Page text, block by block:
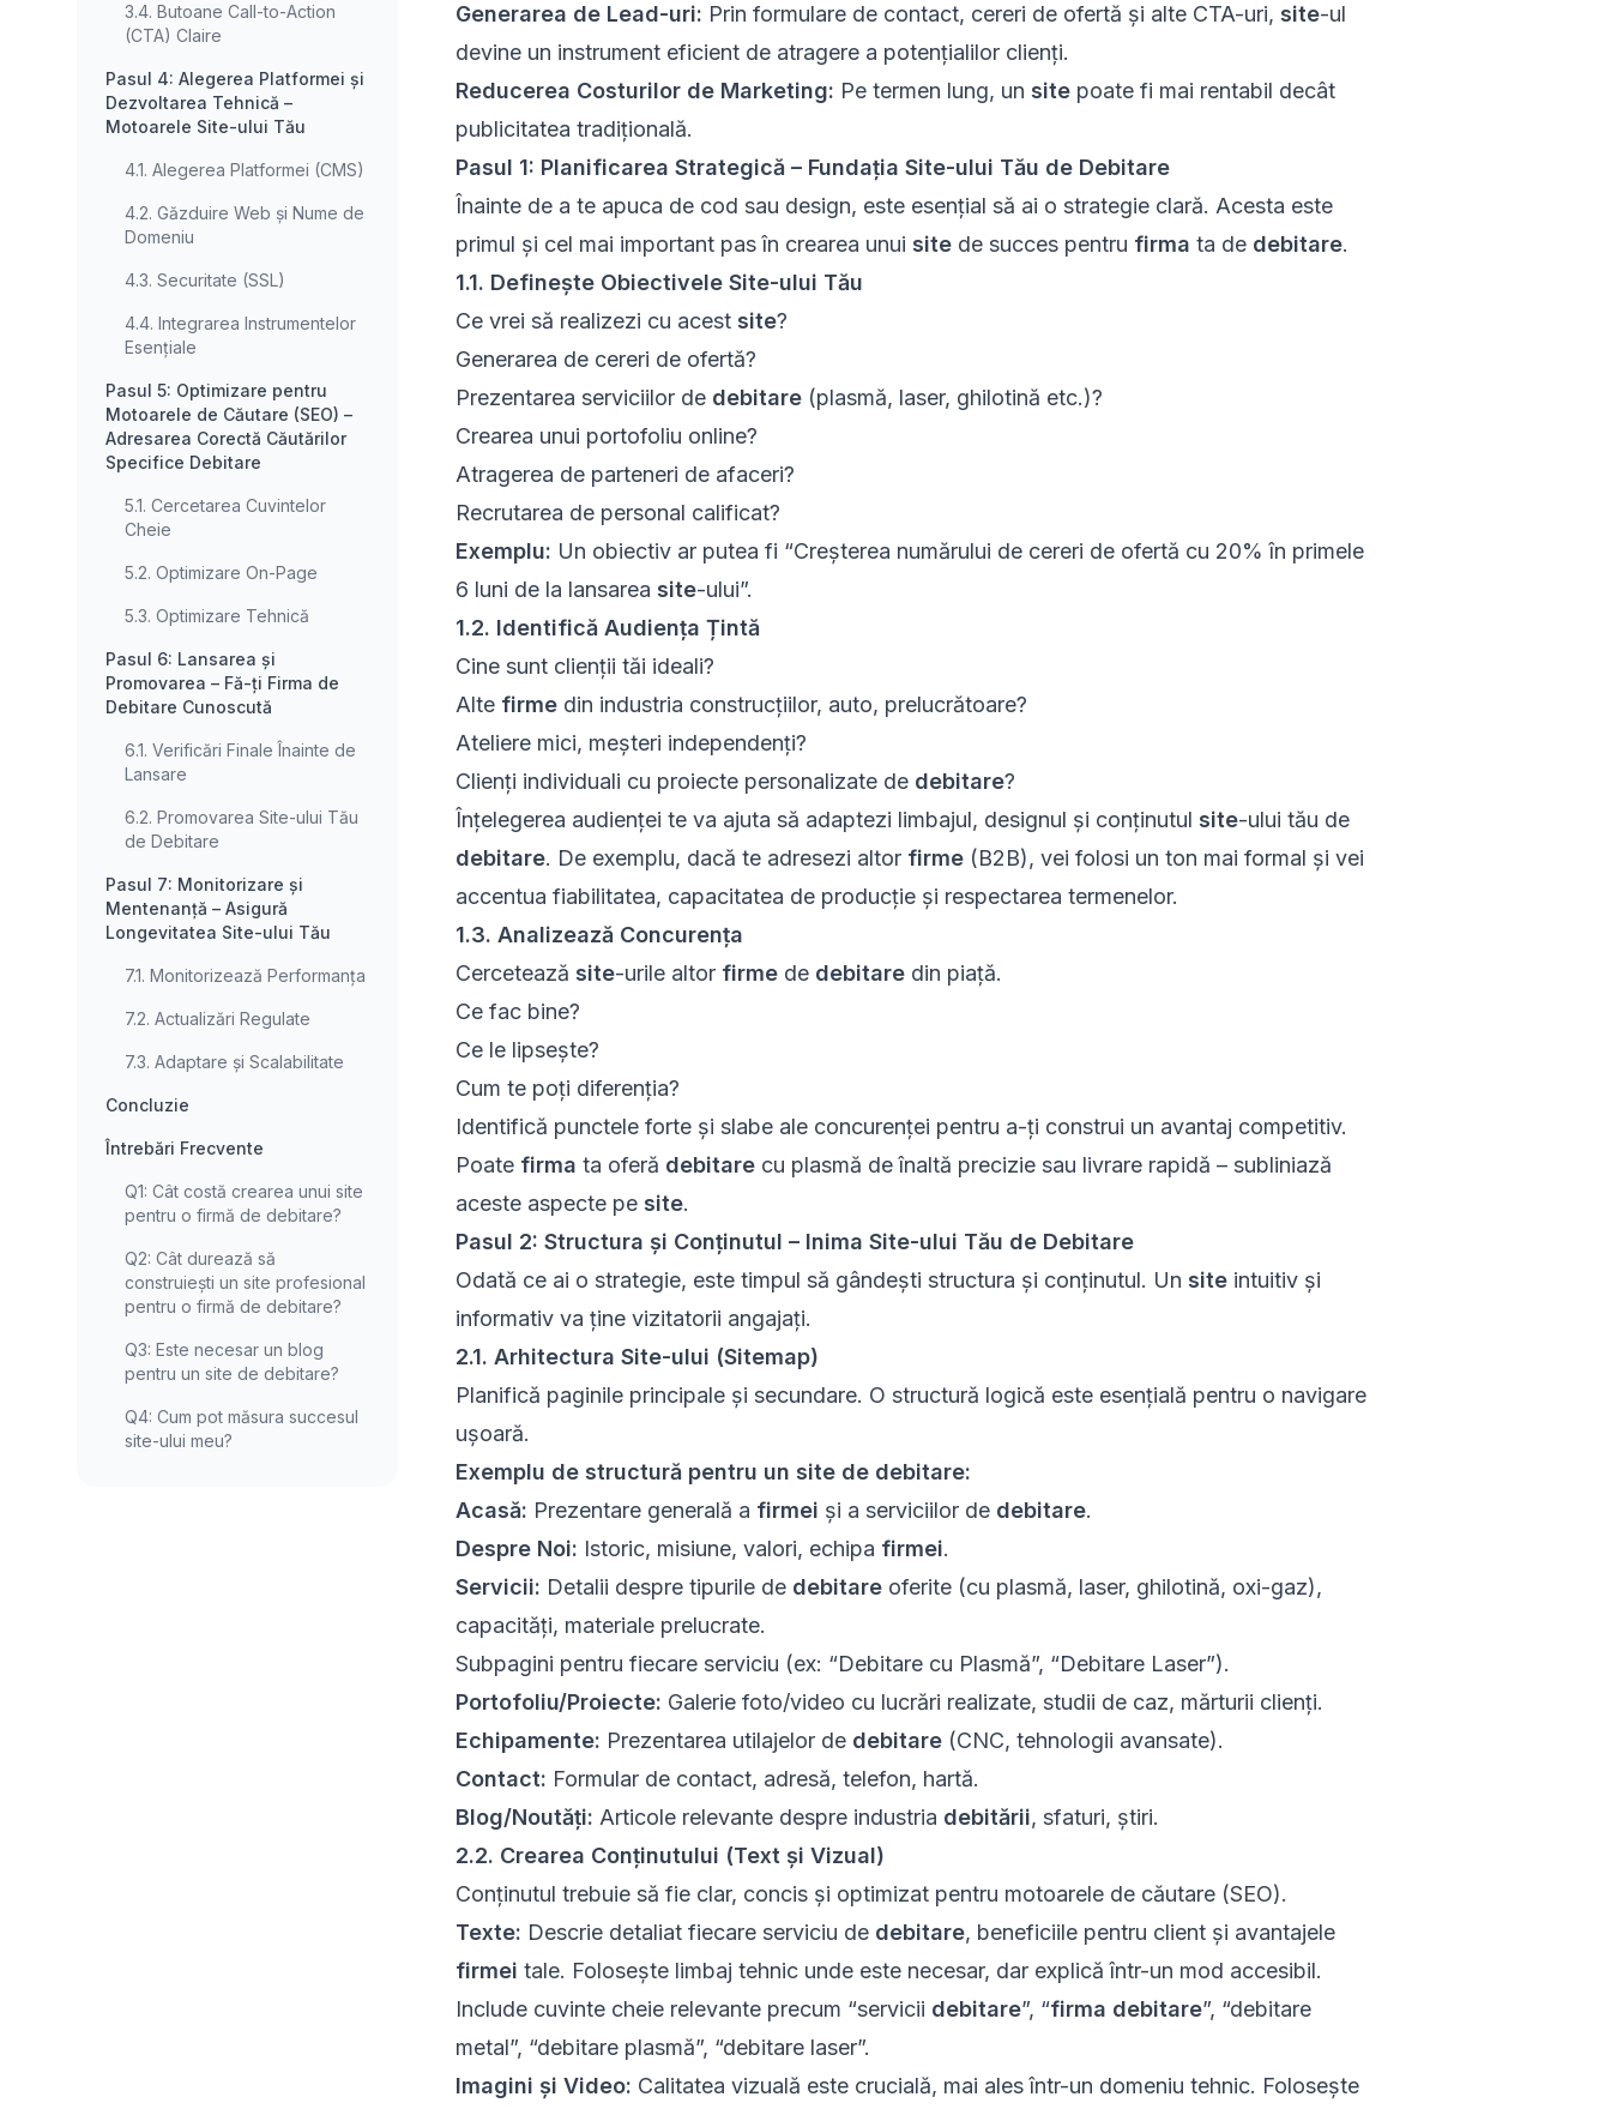
3.4. Butoane Call-to-Action
(CTA) Claire
Pasul 4: Alegerea Platformei și
Dezvoltarea Tehnică –
Motoarele Site-ului Tău
4.1. Alegerea Platformei (CMS)
4.2. Găzduire Web și Nume de
Domeniu
4.3. Securitate (SSL)
4.4. Integrarea Instrumentelor
Esențiale
Pasul 5: Optimizare pentru
Motoarele de Căutare (SEO) –
Adresarea Corectă Căutărilor
Specifice Debitare
5.1. Cercetarea Cuvintelor
Cheie
5.2. Optimizare On-Page
5.3. Optimizare Tehnică
Pasul 6: Lansarea și
Promovarea – Fă-ți Firma de
Debitare Cunoscută
6.1. Verificări Finale Înainte de
Lansare
6.2. Promovarea Site-ului Tău
de Debitare
Pasul 7: Monitorizare și
Mentenanță – Asigură
Longevitatea Site-ului Tău
7.1. Monitorizează Performanța
7.2. Actualizări Regulate
7.3. Adaptare și Scalabilitate
Concluzie
Întrebări Frecvente
Q1: Cât costă crearea unui site
pentru o firmă de debitare?
Q2: Cât durează să
construiești un site profesional
pentru o firmă de debitare?
Q3: Este necesar un blog
pentru un site de debitare?
Q4: Cum pot măsura succesul
site-ului meu?
Generarea de Lead-uri: Prin formulare de contact, cereri de ofertă și alte CTA-uri, site-ul
devine un instrument eficient de atragere a potențialilor clienți.
Reducerea Costurilor de Marketing: Pe termen lung, un sitepoate fi mai rentabil decât
publicitatea tradițională.
Pasul 1: Planificarea Strategică – Fundația Site-ului Tău de Debitare
Înainte de a te apuca de cod sau design, este esențial să ai o strategie clară. Acesta este
primul și cel mai important pas în crearea unui sitede succes pentru firma ta de debitare.
1.1. Definește Obiectivele Site-ului Tău
Ce vrei să realizezi cu acest site?
Generarea de cereri de ofertă?
Prezentarea serviciilor de debitare(plasmă, laser, ghilotină etc.)?
Crearea unui portofoliu online?
Atragerea de parteneri de afaceri?
Recrutarea de personal calificat?
Exemplu: Un obiectiv ar putea fi “Creșterea numărului de cereri de ofertă cu 20% în primele
6 luni de la lansarea site-ului”.
1.2. Identifică Audiența Țintă
Cine sunt clienții tăi ideali?
Alte firmedin industria construcțiilor, auto, prelucrătoare?
Ateliere mici, meșteri independenți?
Clienți individuali cu proiecte personalizate de debitare?
Înțelegerea audienței te va ajuta să adaptezi limbajul, designul și conținutul site-ului tău de
debitare. De exemplu, dacă te adresezi altor firme(B2B), vei folosi un ton mai formal și vei
accentua fiabilitatea, capacitatea de producție și respectarea termenelor.
1.3. Analizează Concurența
Cercetează site-urile altor firmede debitaredin piață.
Ce fac bine?
Ce le lipsește?
Cum te poți diferenția?
Identifică punctele forte și slabe ale concurenței pentru a-ți construi un avantaj competitiv.
Poate firma ta oferă debitarecu plasmă de înaltă precizie sau livrare rapidă – subliniază
aceste aspecte pe site.
Pasul 2: Structura și Conținutul – Inima Site-ului Tău de Debitare
Odată ce ai o strategie, este timpul să gândești structura și conținutul. Un siteintuitiv și
informativ va ține vizitatorii angajați.
2.1. Arhitectura Site-ului (Sitemap)
Planifică paginile principale și secundare. O structură logică este esențială pentru o navigare
ușoară.
Exemplu de structură pentru un site de debitare:
Acasă: Prezentare generală a firmei și a serviciilor de debitare.
Despre Noi: Istoric, misiune, valori, echipa firmei.
Servicii: Detalii despre tipurile de debitareoferite (cu plasmă, laser, ghilotină, oxi-gaz),
capacități, materiale prelucrate.
Subpagini pentru fiecare serviciu (ex: “Debitare cu Plasmă”, “Debitare Laser”).
Portofoliu/Proiecte: Galerie foto/video cu lucrări realizate, studii de caz, mărturii clienți.
Echipamente: Prezentarea utilajelor de debitare(CNC, tehnologii avansate).
Contact: Formular de contact, adresă, telefon, hartă.
Blog/Noutăți: Articole relevante despre industria debitării, sfaturi, știri.
2.2. Crearea Conținutului (Text și Vizual)
Conținutul trebuie să fie clar, concis și optimizat pentru motoarele de căutare (SEO).
Texte: Descrie detaliat fiecare serviciu de debitare, beneficiile pentru client și avantajele
firmei tale. Folosește limbaj tehnic unde este necesar, dar explică într-un mod accesibil.
Include cuvinte cheie relevante precum “servicii debitare”, “firma debitare”, “debitare
metal”, “debitare plasmă”, “debitare laser”.
Imagini și Video: Calitatea vizuală este crucială, mai ales într-un domeniu tehnic. Folosește